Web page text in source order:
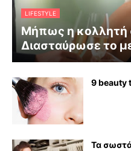
LIFESTYLE
Μήπως η κολλητή
Διασταύρωσε το
9 beauty
Τα